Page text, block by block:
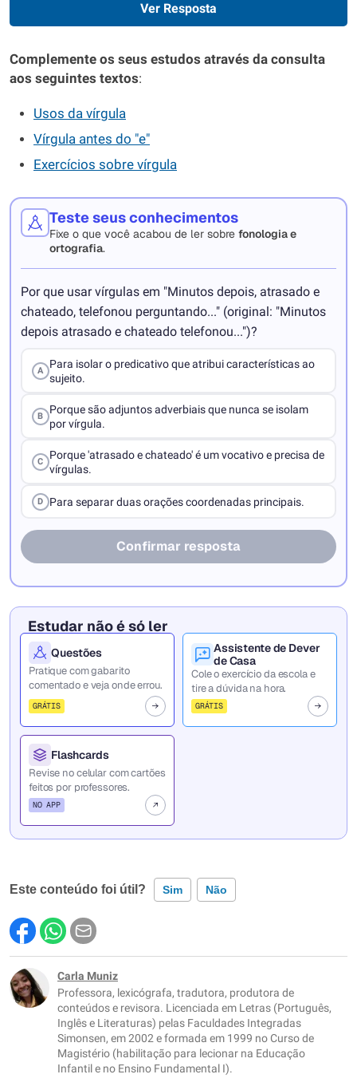
Ver Resposta
Complemente os seus estudos através da consulta
aos seguintes textos:
Usos da vírgula
Vírgula antes do "e"
Exercícios sobre vírgula
Teste seus conhecimentos
Fixe o que você acabou de ler sobre fonologia e
ortografia.
Por que usar vírgulas em "Minutos depois, atrasado e
chateado, telefonou perguntando..." (original: "Minutos
depois atrasado e chateado telefonou...")?
A
Para isolar o predicativo que atribui características ao
sujeito.
B
Porque são adjuntos adverbiais que nunca se isolam
por vírgula.
C
Porque 'atrasado e chateado' é um vocativo e precisa de
vírgulas.
D Para separar duas orações coordenadas principais.
Confirmar resposta
Estudar não é só ler
Questões
Pratique com gabarito
comentado e veja onde errou.
GRÁTIS
Assistente de Dever
de Casa
Cole o exercício da escola e
tire a dúvida na hora.
GRÁTIS
Flashcards
Revise no celular com cartões
feitos por professores.
NO APP
Este conteúdo foi útil? Sim Não
Este conteúdo contém informação incorreta
Este conteúdo não tem a informação que procuro
Outro
Carla Muniz
Professora, lexicógrafa, tradutora, produtora de
conteúdos e revisora. Licenciada em Letras (Português,
Inglês e Literaturas) pelas Faculdades Integradas
Simonsen, em 2002 e formada em 1999 no Curso de
Magistério (habilitação para lecionar na Educação
Infantil e no Ensino Fundamental I).